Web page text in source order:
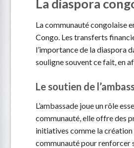
La diaspora
La communauté congolaise
Congo. Les transferts
l’importance de la diaspora
souligne souvent ce fait, en
Le soutien de
L’ambassade joue un rôle
communauté, elle offre des
initiatives comme la création
communauté pour renforcer